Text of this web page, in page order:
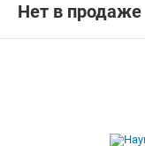
Нет в продаже